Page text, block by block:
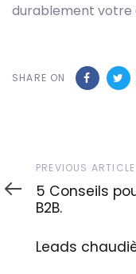
durablement votre
SHARE ON
Previous
Article
PREVIOUS ARTICLE
5 Conseils
B2B.
ArticleLeads